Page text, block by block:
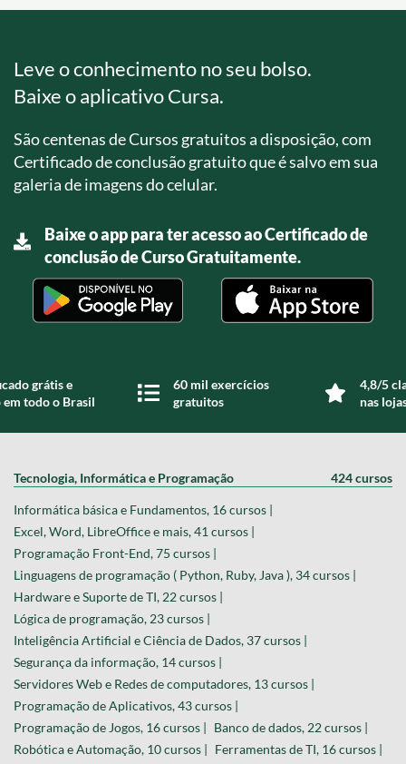
Leve o conhecimento no seu bolso.
Baixe o aplicativo Cursa.
São centenas de Cursos gratuitos a disposição, com
Certificado de conclusão gratuito que é salvo em sua
galeria de imagens do celular.
Baixe o app para ter acesso ao Certificado de
conclusão de Curso Gratuitamente.
grátis e
todo o Brasil
60 mil exercícios
gratuitos
4,8/5
nas
Tecnologia, Informática e Programação 424 cursos
Informática básica e Fundamentos, 16 cursos |
Excel, Word, LibreOffice e mais, 41 cursos |
Programação Front-End, 75 cursos |
Linguagens de programação ( Python, Ruby, Java ), 34 cursos |
Hardware e Suporte de TI, 22 cursos |
Lógica de programação, 23 cursos |
Inteligência Artificial e Ciência de Dados, 37 cursos |
Segurança da informação, 14 cursos |
Servidores Web e Redes de computadores, 13 cursos |
Programação de Aplicativos, 43 cursos |
Programação de Jogos, 16 cursos | Banco de dados, 22 cursos |
Robótica e Automação, 10 cursos | Ferramentas de TI, 16 cursos |